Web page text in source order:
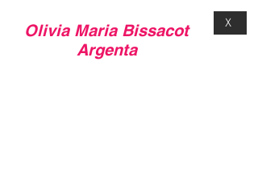
Olivia Maria Bissacot
Argenta
X